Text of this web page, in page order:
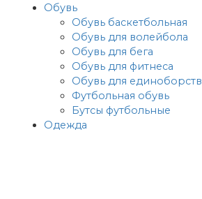
Обувь
Обувь баскетбольная
Обувь для волейбола
Обувь для бега
Обувь для фитнеса
Обувь для единоборств
Футбольная обувь
Бутсы футбольные
Одежда